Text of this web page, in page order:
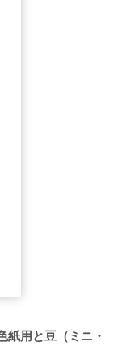
紙用と豆（ミニ・